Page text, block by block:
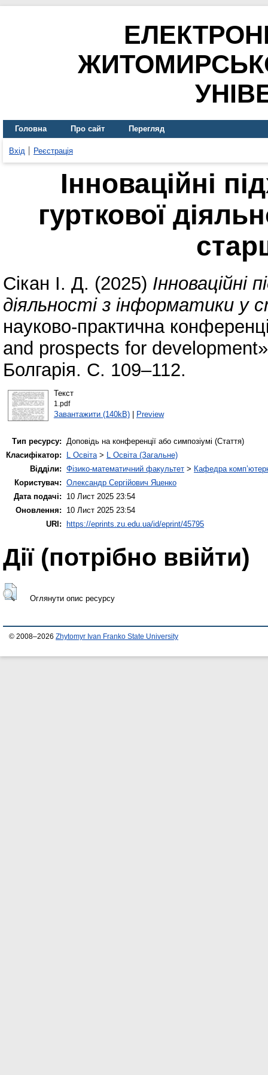
Головна Про сайт Перегляд
Вхід Реєстрація
Інноваційні
гурткової
Сікан І. Д. (2025) Інноваційні
діяльності з інформатики у
науково-практична
and prospects for
Болгарія. С. 109–112.
Текст
1.pdf
Завантажити (140kB)| Preview
Тип ресурсу: Доповідь на конференції або симпозіумі (Стаття)
Класифікатор:
L Освіта> L Освіта (Загальне)
Відділи: Фізико-математичний факультет > Кафедра
Користувач: Олександр Сергійович Яценко
Дата подачі:
10 Лист 2025 23:54
Оновлення:
10 Лист 2025 23:54
URI:
https://eprints.zu.edu.ua/id/eprint/45795
Дії ​​(потрібно ввійти)
Оглянути опис ресурсу
© 2008–2026 Zhytomyr Ivan Franko State University